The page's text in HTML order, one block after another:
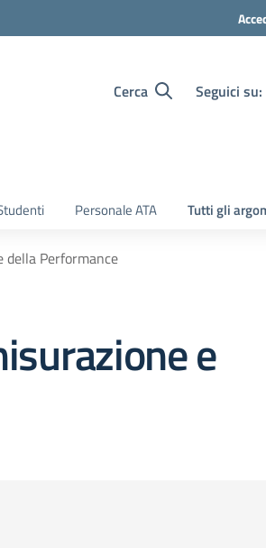
Cerca Seguici su:
Personale ATA Tutti gli
della Performance
e